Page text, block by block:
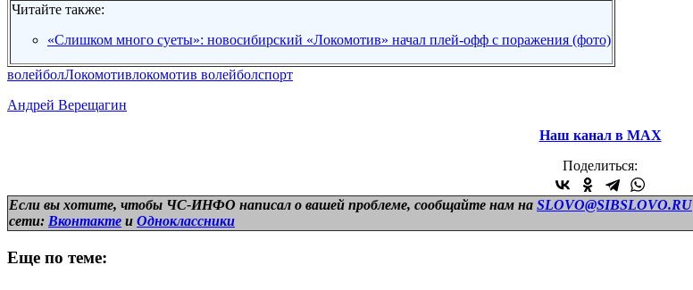
Читайте также:
«Слишком много суеты»: новосибирский «Локомотив» начал плей-офф с поражения (фото)
волейболЛокомотивлокомотив волейболспорт
Андрей Верещагин
Наш канал в МАХ
Поделиться:
Если вы хотите, чтобы ЧС-ИНФО написал о вашей проблеме, сообщайте нам на SLOVO@SIBSLOVO.RU
сети: Вконтакте и Одноклассники
Еще по теме: